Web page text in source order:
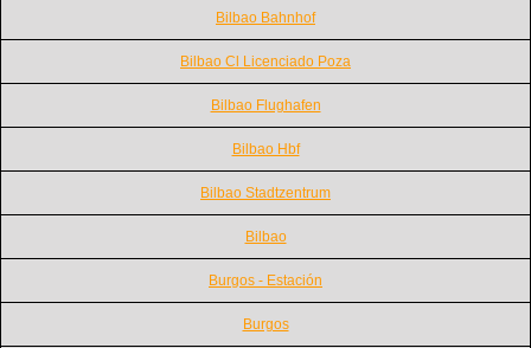
Bilbao Bahnhof
Bilbao Cl Licenciado Poza
Bilbao Flughafen
Bilbao Hbf
Bilbao Stadtzentrum
Bilbao
Burgos - Estación
Burgos